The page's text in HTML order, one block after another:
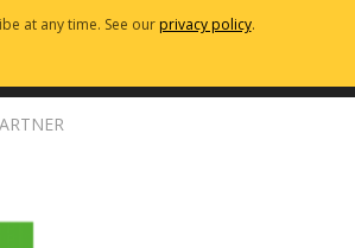
at any time. See ourprivacy policy.